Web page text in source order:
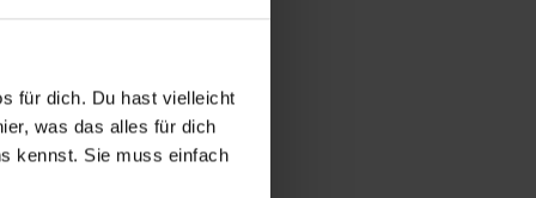
für dich. Du hast vielleicht
was das alles für dich
kennst. Sie muss einfach